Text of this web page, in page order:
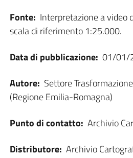
Fonte: Interpretazione a video
scala di riferimento 1:25.000.
Data di pubblicazione: 01/01/
Autore: Settore
(Regione Emilia-Romagna)
Punto di contatto: Archivio
Distributore: Archivio